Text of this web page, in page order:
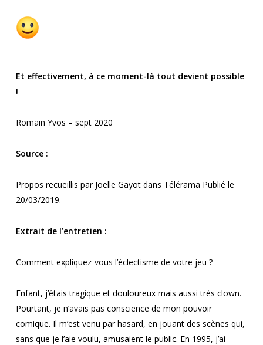
Et effectivement, à ce moment-là tout devient possible
!
Romain Yvos – sept 2020
Source :
Propos recueillis par Joëlle Gayot dans Télérama Publié le
20/03/2019.
Extrait de l’entretien :
Comment expliquez-vous l’éclectisme de votre jeu ?
Enfant, j’étais tragique et douloureux mais aussi très clown.
Pourtant, je n’avais pas conscience de mon pouvoir
comique. Il m’est venu par hasard, en jouant des scènes qui,
sans que je l’aie voulu, amusaient le public. En 1995, j’ai